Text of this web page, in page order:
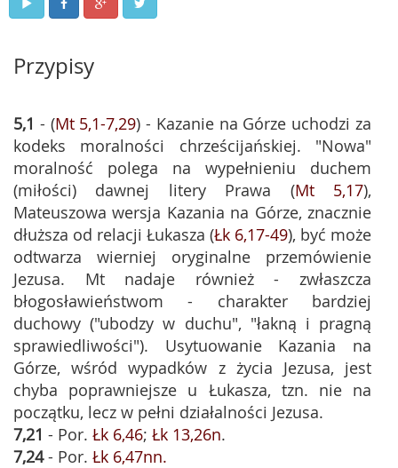
Przypisy
5,1 - (Mt 5,1-7,29) - Kazanie na Górze uchodzi za
kodeks moralności chrześcijańskiej. "Nowa"
moralność polega na wypełnieniu duchem
(miłości) dawnej litery Prawa (Mt 5,17),
Mateuszowa wersja Kazania na Górze, znacznie
dłuższa od relacji Łukasza (Łk 6,17-49), być może
odtwarza wierniej oryginalne przemówienie
Jezusa. Mt nadaje również - zwłaszcza
błogosławieństwom - charakter bardziej
duchowy ("ubodzy w duchu", "łakną i pragną
sprawiedliwości"). Usytuowanie Kazania na
Górze, wśród wypadków z życia Jezusa, jest
chyba poprawniejsze u Łukasza, tzn. nie na
początku, lecz w pełni działalności Jezusa.
7,21 - Por. Łk 6,46; Łk 13,26n.
7,24- Por. Łk 6,47nn.